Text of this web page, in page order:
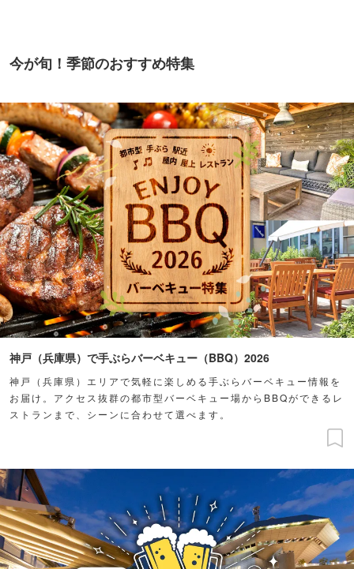
今が旬！季節のおすすめ特集
神戸（兵庫県）で手ぶらバーベキュー（BBQ）2026
神戸（兵庫県）エリアで気軽に楽しめる手ぶらバーベキュー情報を
お届け。アクセス抜群の都市型バーベキュー場からBBQができるレ
ストランまで、シーンに合わせて選べます。